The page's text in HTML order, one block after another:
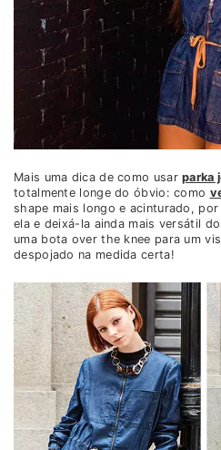
Mais uma dica de como usarparka
totalmente longe do óbvio: como
shape mais longo e acinturado,
ela e deixá-la ainda mais versátil
uma bota over the knee para um
despojado na medida certa!